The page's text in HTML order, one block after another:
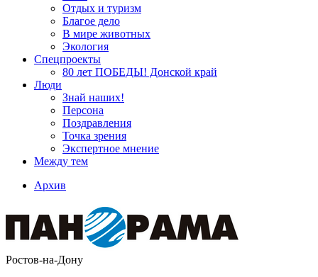
Отдых и туризм
Благое дело
В мире животных
Экология
Спецпроекты
80 лет ПОБЕДЫ! Донской край
Люди
Знай наших!
Персона
Поздравления
Точка зрения
Экспертное мнение
Между тем
Архив
Ростов-на-Дону